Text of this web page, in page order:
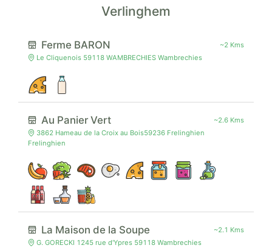
Verlinghem
Ferme BARON
~2 Kms
Le Cliquenois 59118 WAMBRECHIES Wambrechies
Au Panier Vert
~2.6 Kms
3862 Hameau de la Croix au Bois59236 Frelinghien
Frelinghien
La Maison de la Soupe
~2.1 Kms
G. GORECKI 1245 rue d'Ypres 59118 Wambrechies